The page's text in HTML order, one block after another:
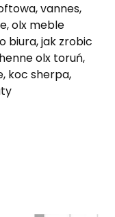
vannes,
olx meble
biura, jak zrobic
olx toruń,
koc sherpa,